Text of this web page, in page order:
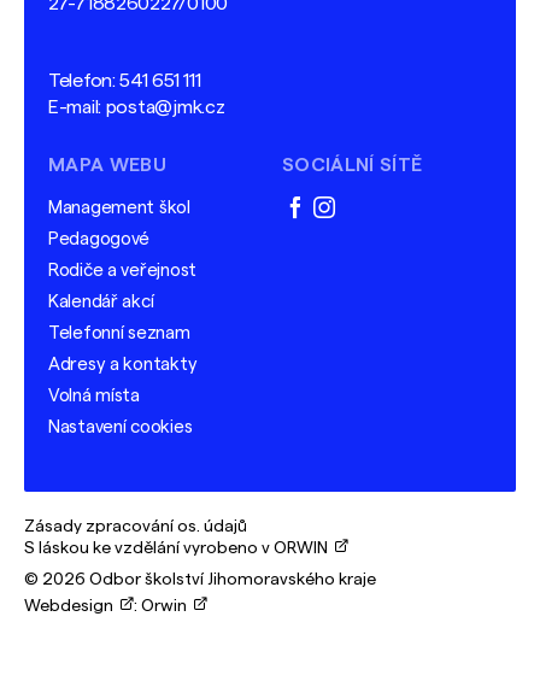
Telefon:541 651 111
E-mail: posta@jmk.cz
MAPA WEBU
Management škol
Pedagogové
Rodiče a veřejnost
Kalendář akcí
Telefonní seznam
Adresy a kontakty
Volná místa
Nastavení cookies
SOCIÁLNÍ SÍTĚ
facebook
instagram
Zásady zpracování os. údajů
S láskou ke vzdělání vyrobeno v ORWIN
© 2026 Odbor školství Jihomoravského kraje
Webdesign
: Orwin